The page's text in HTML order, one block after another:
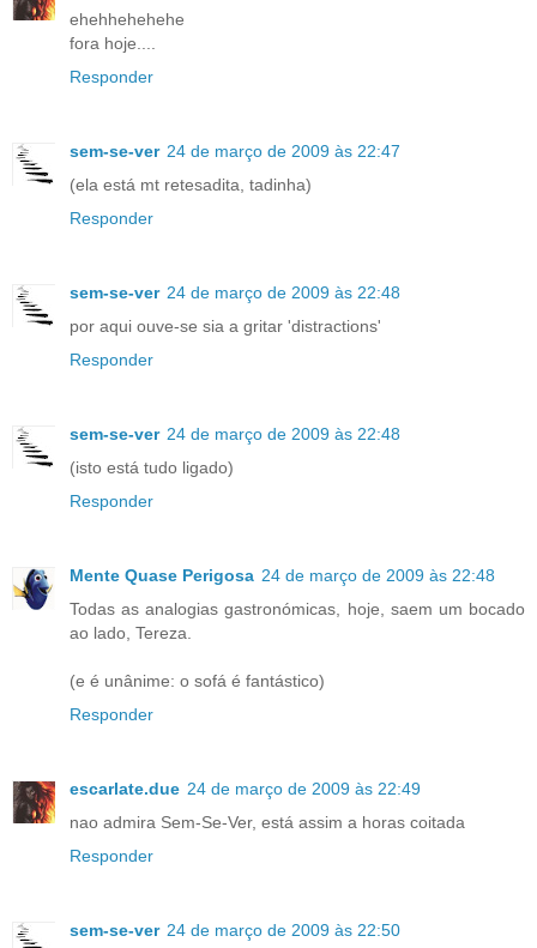
ehehhehehehe
fora hoje....
Responder
sem-se-ver 24 de março de 2009 às 22:47
(ela está mt retesadita, tadinha)
Responder
sem-se-ver 24 de março de 2009 às 22:48
por aqui ouve-se sia a gritar 'distractions'
Responder
sem-se-ver 24 de março de 2009 às 22:48
(isto está tudo ligado)
Responder
Mente Quase Perigosa 24 de março de 2009 às 22:48
Todas as analogias gastronómicas, hoje, saem um bocado
ao lado, Tereza.
(e é unânime: o sofá é fantástico)
Responder
escarlate.due 24 de março de 2009 às 22:49
nao admira Sem-Se-Ver, está assim a horas coitada
Responder
sem-se-ver 24 de março de 2009 às 22:50